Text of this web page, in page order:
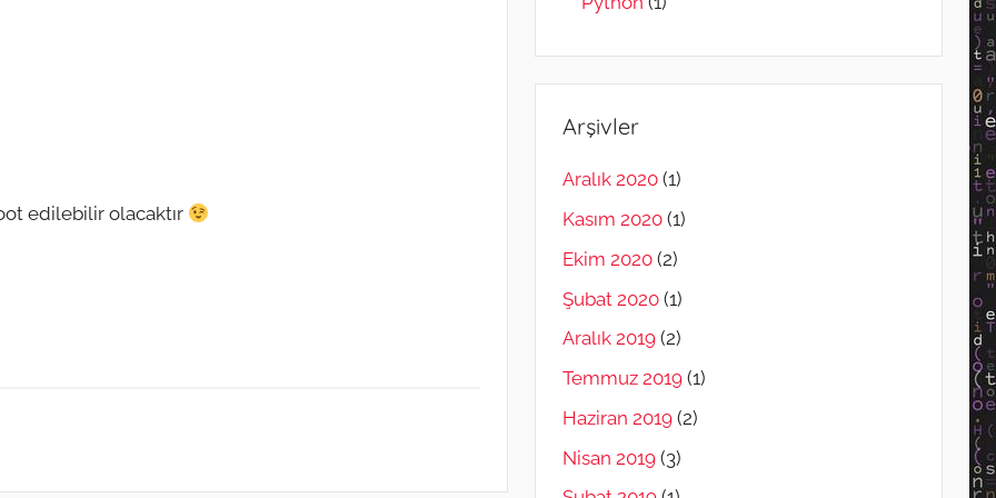
edilebilir olacaktır
Arşivler
Aralık 2020(1)
Kasım 2020(1)
Ekim 2020(2)
Şubat 2020(1)
Aralık 2019(2)
Temmuz 2019(1)
Haziran 2019(2)
Nisan 2019(3)